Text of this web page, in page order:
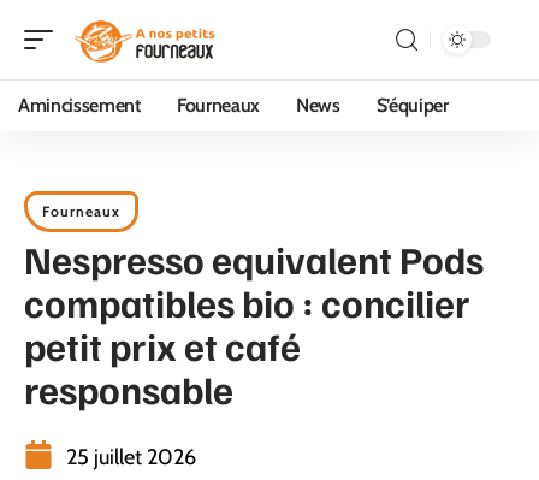
Amincissement Fourneaux News S’équiper
Fourneaux
Nespresso equivalent Pods
compatibles bio : concilier
petit prix et café
responsable
25 juillet 2026